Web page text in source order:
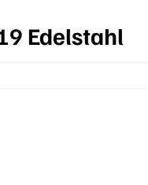
Edelstahl